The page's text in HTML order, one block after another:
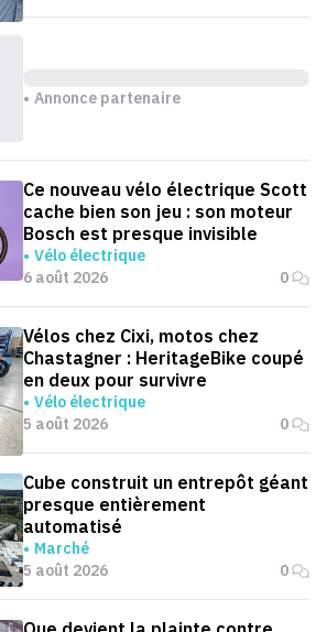
Annonce partenaire
Ce nouveau vélo électrique Scott
cache bien son jeu : son moteur
Bosch est presque invisible
Vélo électrique
6 août 2026
0
Vélos chez Cixi, motos chez
Chastagner : HeritageBike coupé
en deux pour survivre
Vélo électrique
5 août 2026
0
Cube construit un entrepôt géant
presque entièrement
automatisé
Marché
5 août 2026
0